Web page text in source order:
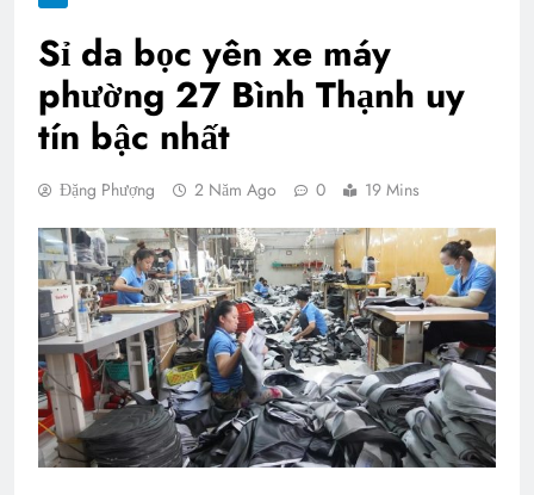
Sỉ da bọc yên xe máy
phường 27 Bình Thạnh uy
tín bậc nhất
Đặng Phượng 2 Năm Ago 0 19 Mins